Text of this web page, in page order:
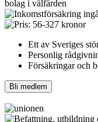
Ett av Sveriges
Personlig
Försäkringar och
Bli medlem